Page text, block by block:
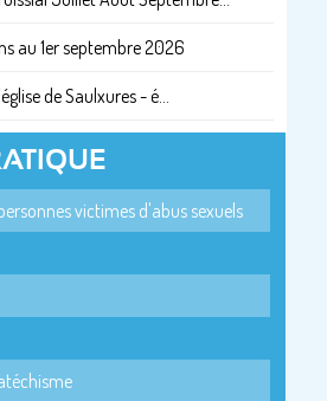
au 1er septembre 2026
de Saulxures - é...
victimes d'abus sexuels